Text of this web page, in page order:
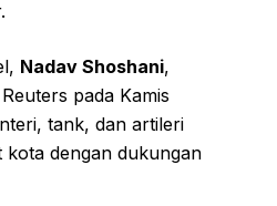
Nadav Shoshani,
pada Kamis
tank, dan artileri
dengan dukungan